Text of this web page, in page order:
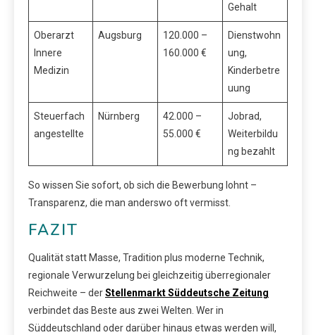
Gehalt
Oberarzt
Innere
Medizin
Augsburg
120.000 –
160.000 €
Dienstwohn
ung,
Kinderbetre
uung
Steuerfach
angestellte
Nürnberg
42.000 –
55.000 €
Jobrad,
Weiterbildu
ng bezahlt
So wissen Sie sofort, ob sich die Bewerbung lohnt –
Transparenz, die man anderswo oft vermisst.
FAZIT
Qualität statt Masse, Tradition plus moderne Technik,
regionale Verwurzelung bei gleichzeitig überregionaler
Reichweite – derStellenmarkt Süddeutsche Zeitung
verbindet das Beste aus zwei Welten. Wer in
Süddeutschland oder darüber hinaus etwas werden will,